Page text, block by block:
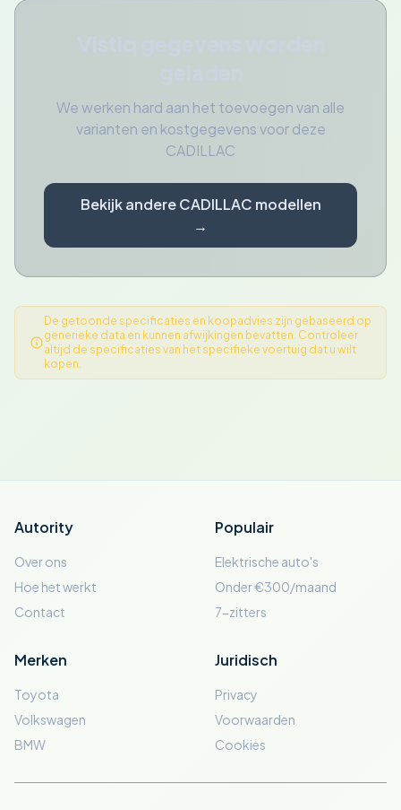
We werken hard aan het toevoegen van alle
varianten en kostgegevens voor deze
CADILLAC
Bekijk andere CADILLAC modellen
→
De getoonde specificaties en koopadvies zijn gebaseerd op
generieke data en kunnen afwijkingen bevatten. Controleer
altijd de specificaties van het specifieke voertuig dat u wilt
kopen.
Autority
Over ons
Hoe het werkt
Contact
Populair
Elektrische auto's
Onder €300/maand
7-zitters
Merken
Toyota
Volkswagen
BMW
Juridisch
Privacy
Voorwaarden
Cookies